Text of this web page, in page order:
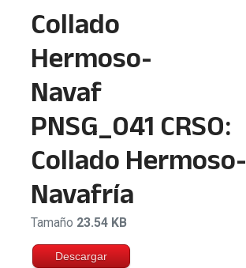
PNSG_041 CRSO:
Collado Hermoso-
Navafría
Tamaño 23.54 KB
Descargar